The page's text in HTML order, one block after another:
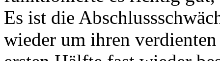
Es ist die
wieder um ihren